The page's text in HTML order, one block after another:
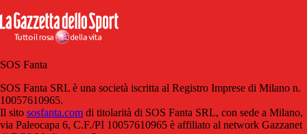
SOS Fanta
SOS Fanta SRL è una società iscritta al Registro Imprese di Milano n.
10057610965.
Il sito sosfanta.com di titolarità di SOS Fanta SRL, con sede a Milano,
via Paleocapa 6, C.F./PI 10057610965 è affiliato al network Gazzanet